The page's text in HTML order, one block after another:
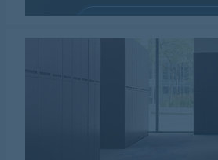
Innstillinger for